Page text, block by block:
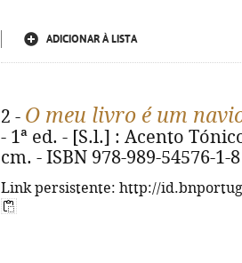
ADICIONAR À LISTA
2 - O meu livro é um
- 1ª ed. - [S.l.] : Acento
cm. - ISBN 978-989-54576-1-8
Link persistente: http://